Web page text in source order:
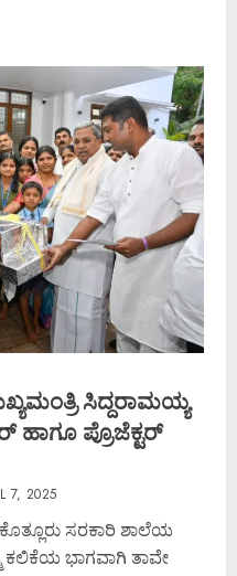
ಸಿದ್ದರಾಮಯ್ಯ
ಹಾಗೂ ಪ್ರೊಜೆಕ್ಟರ್
7, 2025
ಸರಕಾರಿ ಶಾಲೆಯ
ಭಾಗವಾಗಿ ತಾವೇ